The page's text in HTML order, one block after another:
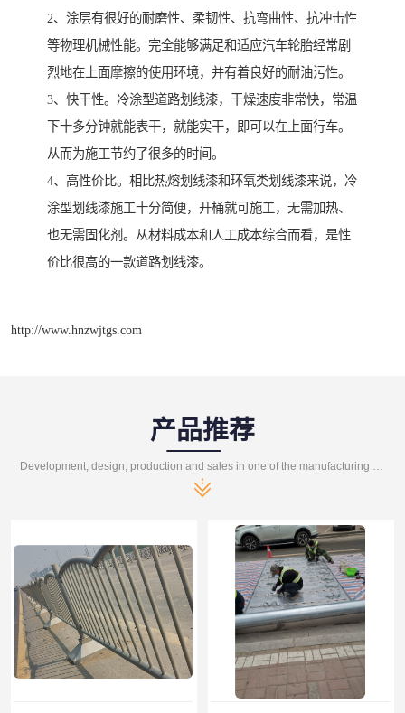
2、涂层有很好的耐磨性、柔韧性、抗弯曲性、抗冲击性
等物理机械性能。完全能够满足和适应汽车轮胎经常剧
烈地在上面摩擦的使用环境，并有着良好的耐油污性。
3、快干性。冷涂型道路划线漆，干燥速度非常快，常温
下十多分钟就能表干，就能实干，即可以在上面行车。
从而为施工节约了很多的时间。
4、高性价比。相比热熔划线漆和环氧类划线漆来说，冷
涂型划线漆施工十分简便，开桶就可施工，无需加热、
也无需固化剂。从材料成本和人工成本综合而看，是性
价比很高的一款道路划线漆。
http://www.hnzwjtgs.com
产品推荐